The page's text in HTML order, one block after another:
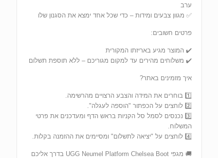
ערב
✅ מגוון צבעים ומידות – כדי שכל אחד ימצא את הסגנון שלו
פרטים חשובים:
✔️ המוצר מגיע באריזתו המקורית
✔️ משלוחים מהירים עד למקום מגוריכם – ללא תוספת תשלום
איך מזמינים באתר?
1️⃣ בוחרים את המידה והצבע הרצויים מהרשימה.
2️⃣ לוחצים על הכפתור "הוספה לעגלה".
3️⃣ נכנסים לסמל סל הקניות בראש הדף ומעדכנים את פרטי
המשלוח.
4️⃣ לוחצים על "יציאה לתשלום" ומסיימים את ההזמנה בקלות.
🚚 מגפי UGG Neumel Platform Chelsea Boot בדרך אליכם